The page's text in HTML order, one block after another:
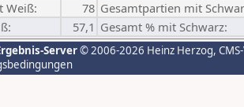
Weiß:
78 Gesamtpartien mit
57,1 Gesamt % mit Schwarz:
Server© 2006-2026 Heinz Herzog,